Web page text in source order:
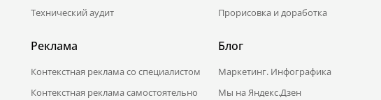
Технический аудит
Реклама
Контекстная реклама со специалистом
Контекстная реклама самостоятельно
Прорисовка и доработка
Блог
Маркетинг. Инфографика
Мы на Яндекс.Дзен